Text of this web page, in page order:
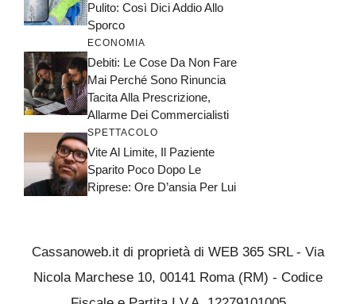
Pulito: Così Dici Addio Allo
Sporco
ECONOMIA
Debiti: Le Cose Da Non Fare
Mai Perché Sono Rinuncia
Tacita Alla Prescrizione,
Allarme Dei Commercialisti
SPETTACOLO
Vite Al Limite, Il Paziente
Sparito Poco Dopo Le
Riprese: Ore D’ansia Per Lui
Cassanoweb.it di proprietà di WEB 365 SRL - Via
Nicola Marchese 10, 00141 Roma (RM) - Codice